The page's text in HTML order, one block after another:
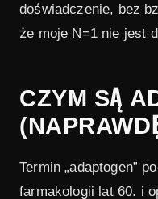
doświadczenie, bez
że moje N=1 nie jest
CZYM SĄ
Termin „adaptogen”
farmakologii lat 60. i